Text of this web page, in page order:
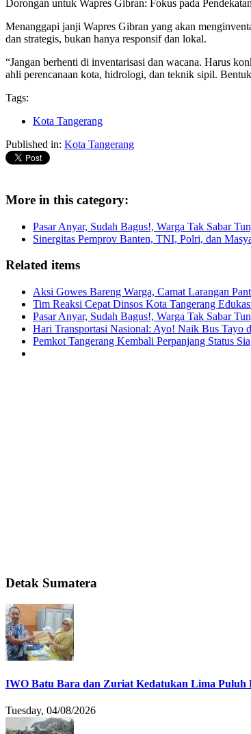
Dorongan untuk Wapres Gibran: Fokus pada
Menanggapi janji Wapres Gibran yang akan
dan strategis, bukan hanya responsif dan lokal.
“Jangan berhenti di inventarisasi dan wacana. Harus
ahli perencanaan kota, hidrologi, dan teknik sipil.
Tags:
Kota Tangerang
Published in: Kota Tangerang
More in this category:
Pasar Anyar, Sudah Bagus!, Warga Tak Sabar
Sinergitas Pemprov Banten, TNI, Polri, dan
Related items
Aksi Gowes Bareng Warga, Camat Larangan
Tim Reaksi Cepat Dinsos Kota Tangerang
Pasar Anyar, Sudah Bagus!, Warga Tak Sabar
Hari Transportasi Nasional: Ayo! Naik Bus Tayo
Pemkot Tangerang Kembali Perpanjang Status
Detak Sumatera
IWO Batu Bara dan Zuriat Kedatukan Lima Puluh
Tuesday, 04/08/2026